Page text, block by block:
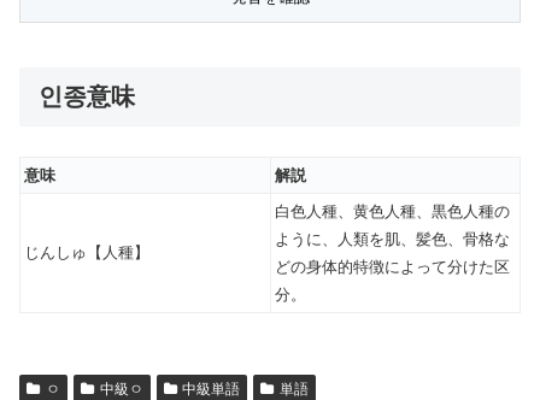
인종意味
意味 解説
じんしゅ【人種】
白色人種、黄色人種、黒色人種の
ように、人類を肌、髪色、骨格な
どの身体的特徴によって分けた区
分。
ㅇ 中級ㅇ 中級単語 単語